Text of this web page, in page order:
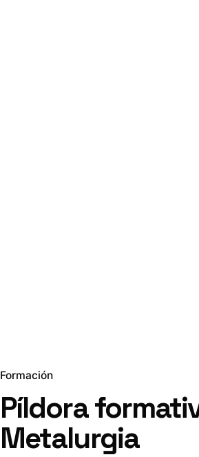
Formación
Píldora
Metalurgia